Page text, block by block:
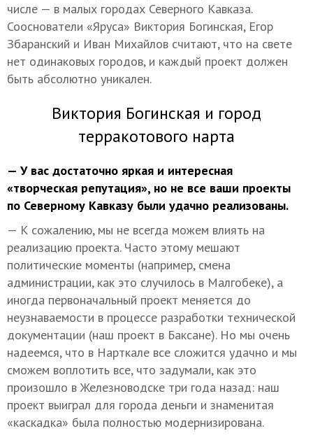
числе — в малых городах Северного Кавказа.
Сооснователи «Яруса» Виктория Богинская, Егор
Збаранский и Иван Михайлов считают, что на свете
нет одинаковых городов, и каждый проект должен
быть абсолютно уникален.
Виктория Богинская и город
терракотового нарта
— У вас достаточно яркая и интересная
«творческая репутация», но не все ваши проекты
по Северному Кавказу были удачно реализованы.
— К сожалению, мы не всегда можем влиять на
реализацию проекта. Часто этому мешают
политические моменты (например, смена
администрации, как это случилось в Малгобеке), а
иногда первоначальный проект меняется до
неузнаваемости в процессе разработки технической
документации (наш проект в Баксане). Но мы очень
надеемся, что в Нарткале все сложится удачно и мы
сможем воплотить все, что задумали, как это
произошло в Железноводске три года назад: наш
проект выиграл для города деньги и знаменитая
«каскадка» была полностью модернизирована.